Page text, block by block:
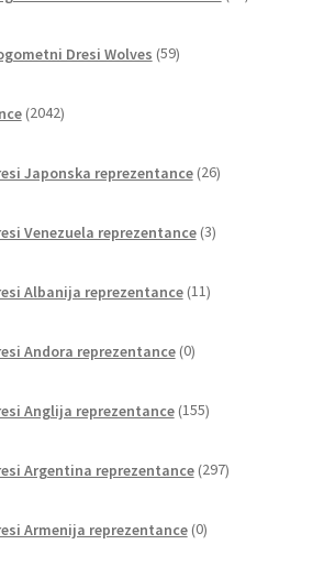
Dresi Wolves 59izdelkov
2042izdelkov
Japonska reprezentance 26izdelkov
Venezuela reprezentance 3izdelki
Albanija reprezentance 11izdelkov
Andora reprezentance 0izdelkov
Anglija reprezentance 155izdelkov
Argentina reprezentance 297izdelkov
Armenija reprezentance 0izdelkov